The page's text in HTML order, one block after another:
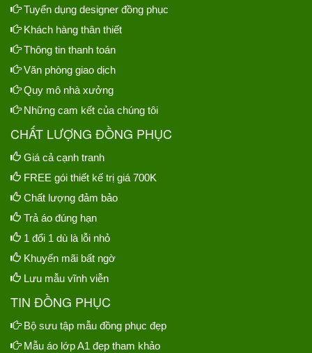
Tuyển dụng designer đồng phục
Khách hàng thân thiết
Thông tin thanh toán
Văn phòng giao dịch
Quy mô nhà xưởng
Những cam kết của chúng tôi
CHẤT LƯỢNG ĐỒNG PHỤC
Giá cả cạnh tranh
FREE gói thiết kế trị giá 700K
Chất lượng đảm bảo
Trả áo đúng hạn
1 đổi 1 dù là lỗi nhỏ
Khuyến mãi bất ngờ
Lưu mẫu vĩnh viễn
TIN ĐỒNG PHỤC
Bộ sưu tập mẫu đồng phục đẹp
Mẫu áo lớp A1 đẹp tham khảo